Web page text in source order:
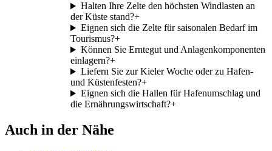
Halten Ihre Zelte den höchsten Windlasten an
der Küste stand?+
Eignen sich die Zelte für saisonalen Bedarf im
Tourismus?+
Können Sie Erntegut und Anlagenkomponenten
einlagern?+
Liefern Sie zur Kieler Woche oder zu Hafen-
und Küstenfesten?+
Eignen sich die Hallen für Hafenumschlag und
die Ernährungswirtschaft?+
Auch in der Nähe